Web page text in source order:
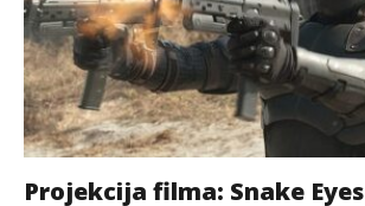
Projekcija filma: Snake Eyes